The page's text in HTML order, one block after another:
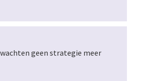
geen strategie meer